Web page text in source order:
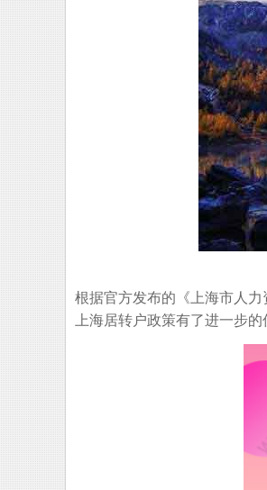
根据官方发布的《上海市人力
上海居转户政策有了进一步